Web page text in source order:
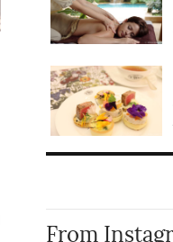
From